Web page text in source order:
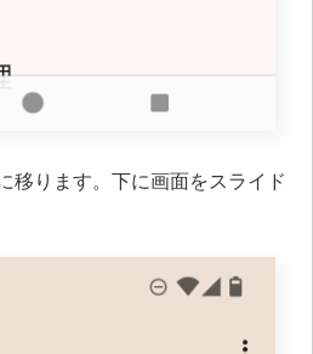
移ります。下に画面をスライド